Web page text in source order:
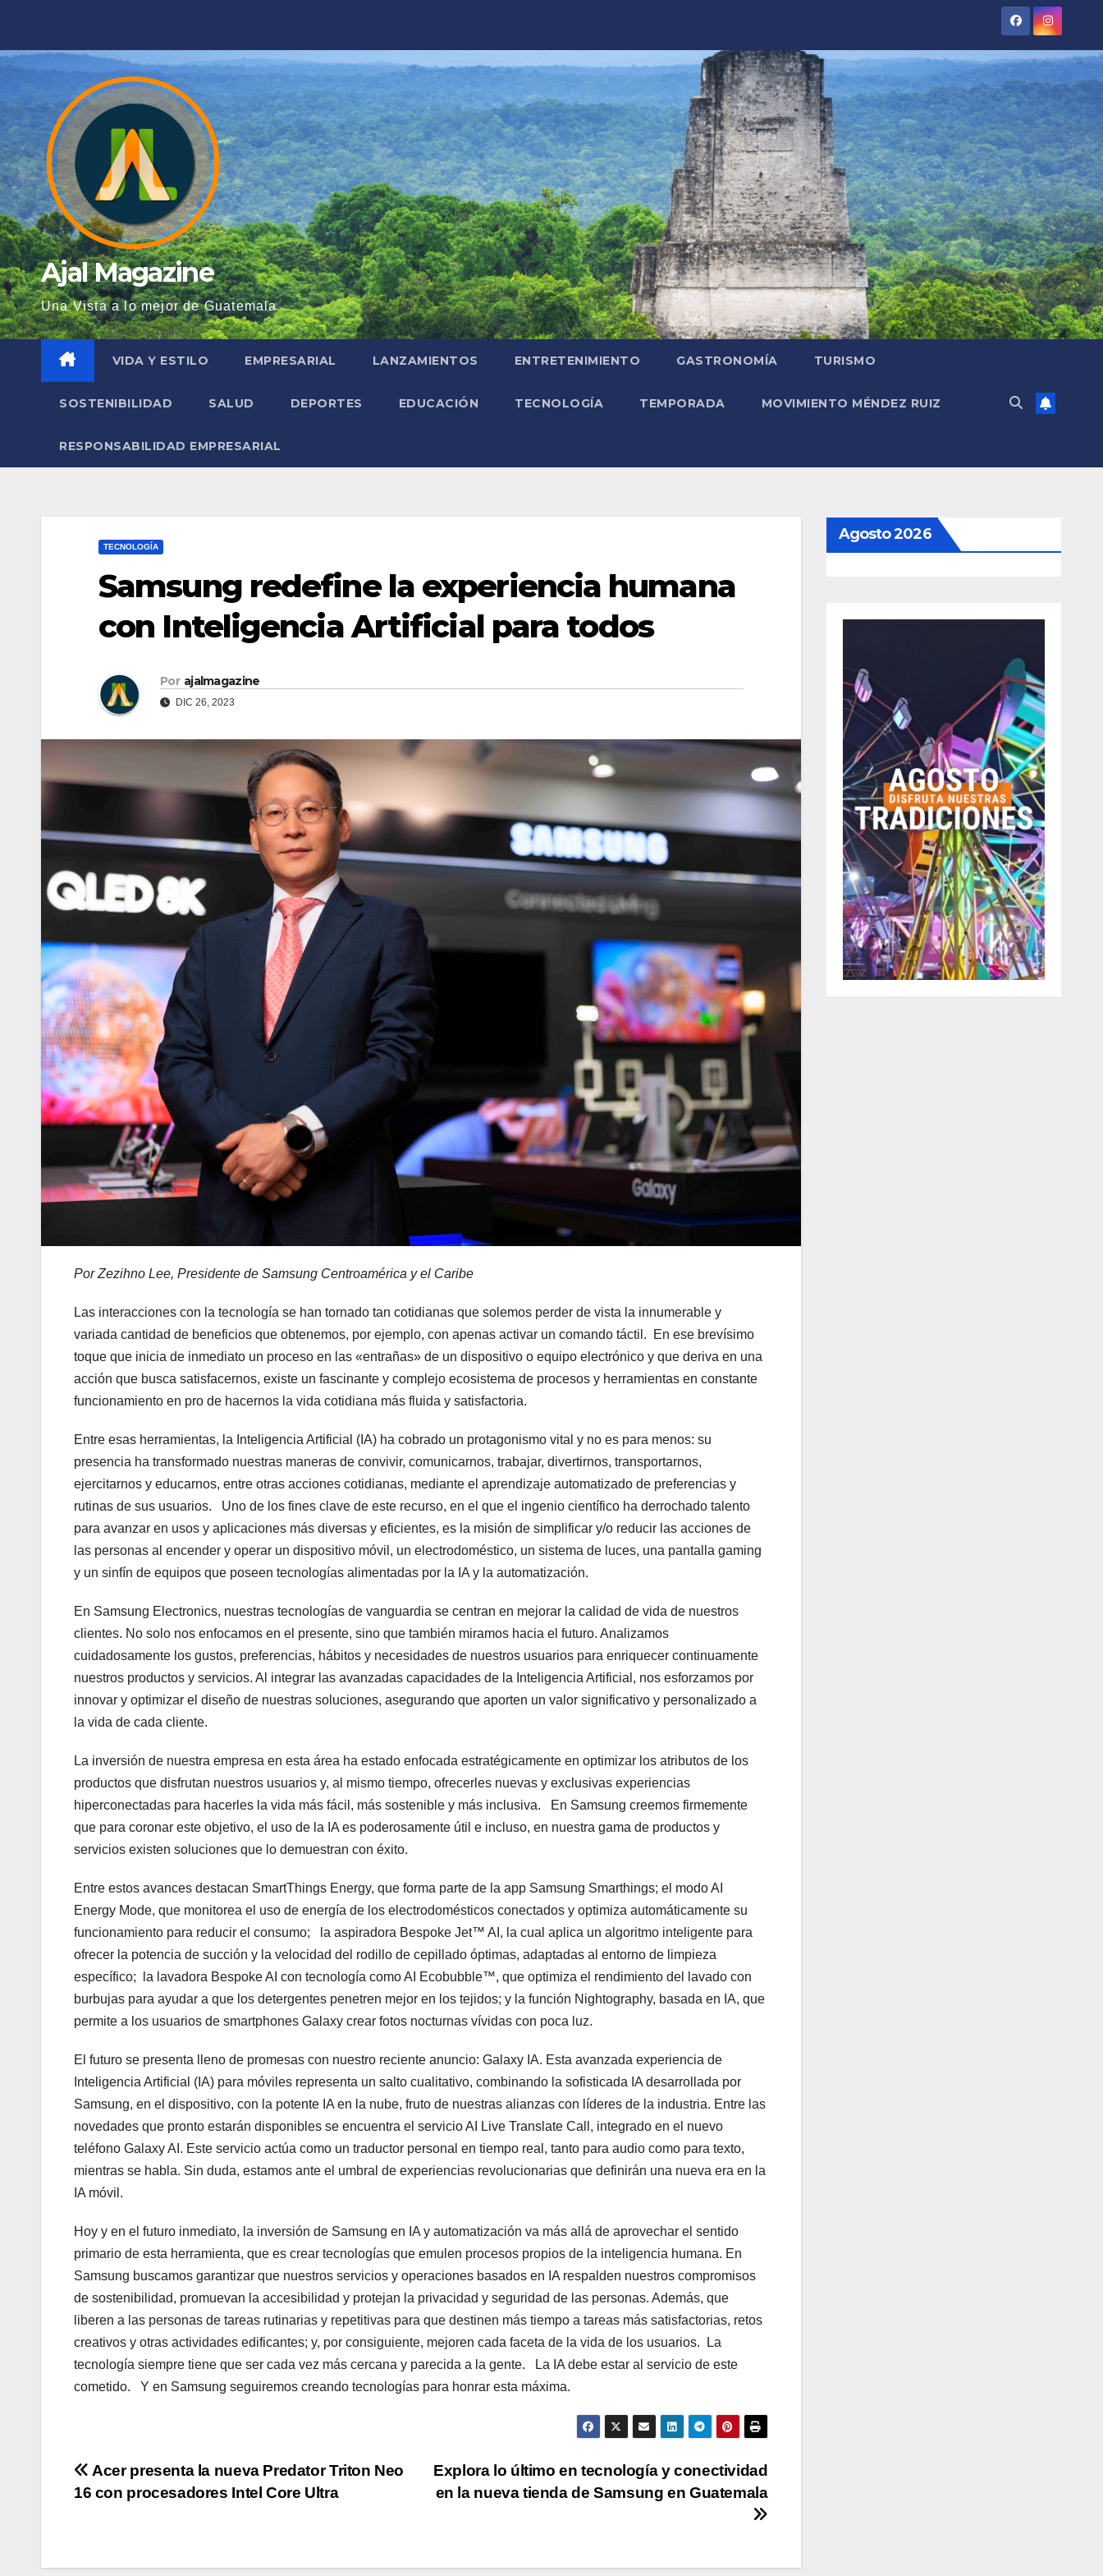
contenido
Ajal Magazine
Una Vista a lo mejor de Guatemala
VIDA Y ESTILO EMPRESARIAL LANZAMIENTOS ENTRETENIMIENTO GASTRONOMÍA TURISMO
SOSTENIBILIDAD SALUD DEPORTES EDUCACIÓN TECNOLOGÍA TEMPORADA MOVIMIENTO MÉNDEZ RUIZ
RESPONSABILIDAD EMPRESARIAL
TECNOLOGÍA
Samsung redefine la experiencia humana
con Inteligencia Artificial para todos
Por ajalmagazine
DIC 26, 2023
Por Zezihno Lee, Presidente de Samsung Centroamérica y el Caribe
Las interacciones con la tecnología se han tornado tan cotidianas que solemos perder de vista la innumerable y
variada cantidad de beneficios que obtenemos, por ejemplo, con apenas activar un comando táctil. En ese brevísimo
toque que inicia de inmediato un proceso en las «entrañas» de un dispositivo o equipo electrónico y que deriva en una
acción que busca satisfacernos, existe un fascinante y complejo ecosistema de procesos y herramientas en constante
funcionamiento en pro de hacernos la vida cotidiana más fluida y satisfactoria.
Entre esas herramientas, la Inteligencia Artificial (IA) ha cobrado un protagonismo vital y no es para menos: su
presencia ha transformado nuestras maneras de convivir, comunicarnos, trabajar, divertirnos, transportarnos,
ejercitarnos y educarnos, entre otras acciones cotidianas, mediante el aprendizaje automatizado de preferencias y
rutinas de sus usuarios. Uno de los fines clave de este recurso, en el que el ingenio científico ha derrochado talento
para avanzar en usos y aplicaciones más diversas y eficientes, es la misión de simplificar y/o reducir las acciones de
las personas al encender y operar un dispositivo móvil, un electrodoméstico, un sistema de luces, una pantalla gaming
y un sinfín de equipos que poseen tecnologías alimentadas por la IA y la automatización.
En Samsung Electronics, nuestras tecnologías de vanguardia se centran en mejorar la calidad de vida de nuestros
clientes. No solo nos enfocamos en el presente, sino que también miramos hacia el futuro. Analizamos
cuidadosamente los gustos, preferencias, hábitos y necesidades de nuestros usuarios para enriquecer continuamente
nuestros productos y servicios. Al integrar las avanzadas capacidades de la Inteligencia Artificial, nos esforzamos por
innovar y optimizar el diseño de nuestras soluciones, asegurando que aporten un valor significativo y personalizado a
la vida de cada cliente.
La inversión de nuestra empresa en esta área ha estado enfocada estratégicamente en optimizar los atributos de los
productos que disfrutan nuestros usuarios y, al mismo tiempo, ofrecerles nuevas y exclusivas experiencias
hiperconectadas para hacerles la vida más fácil, más sostenible y más inclusiva. En Samsung creemos firmemente
que para coronar este objetivo, el uso de la IA es poderosamente útil e incluso, en nuestra gama de productos y
servicios existen soluciones que lo demuestran con éxito.
Entre estos avances destacan SmartThings Energy, que forma parte de la app Samsung Smarthings; el modo AI
Energy Mode, que monitorea el uso de energía de los electrodomésticos conectados y optimiza automáticamente su
funcionamiento para reducir el consumo; la aspiradora Bespoke Jet™ AI, la cual aplica un algoritmo inteligente para
ofrecer la potencia de succión y la velocidad del rodillo de cepillado óptimas, adaptadas al entorno de limpieza
específico; la lavadora Bespoke AI con tecnología como AI Ecobubble™, que optimiza el rendimiento del lavado con
burbujas para ayudar a que los detergentes penetren mejor en los tejidos; y la función Nightography, basada en IA, que
permite a los usuarios de smartphones Galaxy crear fotos nocturnas vívidas con poca luz.
El futuro se presenta lleno de promesas con nuestro reciente anuncio: Galaxy IA. Esta avanzada experiencia de
Inteligencia Artificial (IA) para móviles representa un salto cualitativo, combinando la sofisticada IA desarrollada por
Samsung, en el dispositivo, con la potente IA en la nube, fruto de nuestras alianzas con líderes de la industria. Entre las
novedades que pronto estarán disponibles se encuentra el servicio AI Live Translate Call, integrado en el nuevo
teléfono Galaxy AI. Este servicio actúa como un traductor personal en tiempo real, tanto para audio como para texto,
mientras se habla. Sin duda, estamos ante el umbral de experiencias revolucionarias que definirán una nueva era en la
IA móvil.
Hoy y en el futuro inmediato, la inversión de Samsung en IA y automatización va más allá de aprovechar el sentido
primario de esta herramienta, que es crear tecnologías que emulen procesos propios de la inteligencia humana. En
Samsung buscamos garantizar que nuestros servicios y operaciones basados en IA respalden nuestros compromisos
de sostenibilidad, promuevan la accesibilidad y protejan la privacidad y seguridad de las personas. Además, que
liberen a las personas de tareas rutinarias y repetitivas para que destinen más tiempo a tareas más satisfactorias, retos
creativos y otras actividades edificantes; y, por consiguiente, mejoren cada faceta de la vida de los usuarios. La
tecnología siempre tiene que ser cada vez más cercana y parecida a la gente. La IA debe estar al servicio de este
cometido. Y en Samsung seguiremos creando tecnologías para honrar esta máxima.
Navegación
Explora lo último en tecnología y conectividad
en la nueva tienda de Samsung en Guatemala
Acer presenta la nueva Predator Triton Neo
16 con procesadores Intel Core Ultra
Agosto 2026